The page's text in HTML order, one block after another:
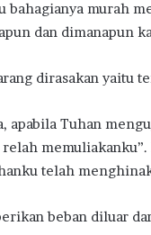
bahagianya murah
dan dimanapun
dirasakan yaitu
apabila Tuhan
telah
beban diluar